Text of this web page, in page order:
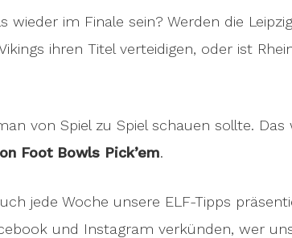
wieder im Finale sein? Werden die
ihren Titel verteidigen, oder ist
von Spiel zu Spiel schauen sollte.
Foot Bowls Pick’em.
jede Woche unsere ELF-Tipps
und Instagram verkünden, wer